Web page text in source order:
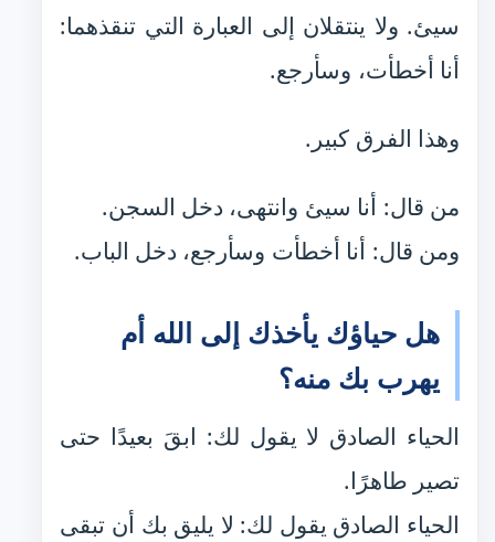
سيئ. ولا ينتقلان إلى العبارة التي تنقذهما:
أنا أخطأت، وسأرجع.
وهذا الفرق كبير.
من قال: أنا سيئ وانتهى، دخل السجن.
ومن قال: أنا أخطأت وسأرجع، دخل الباب.
هل حياؤك يأخذك إلى الله أم
يهرب بك منه؟
الحياء الصادق لا يقول لك: ابقَ بعيدًا حتى
تصير طاهرًا.
الحياء الصادق يقول لك: لا يليق بك أن تبقى